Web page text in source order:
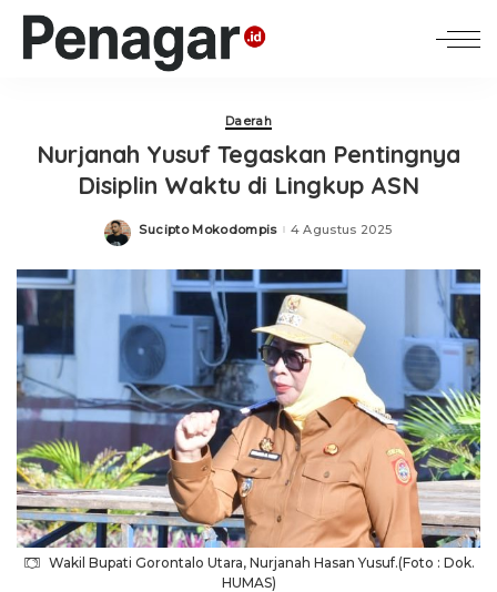
Daerah
Nurjanah Yusuf Tegaskan Pentingnya
Disiplin Waktu di Lingkup ASN
Posted
Sucipto Mokodompis 4 Agustus 2025
Wakil Bupati Gorontalo Utara, Nurjanah Hasan Yusuf.(Foto : Dok.
HUMAS)